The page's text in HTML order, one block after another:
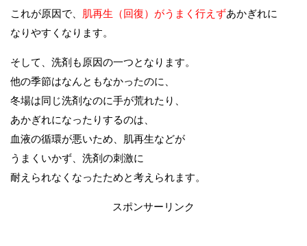
これが原因で、 肌再生（回復）がうまく行えずあかぎれに
なりやすくなります。
そして、洗剤も原因の一つとなります。
他の季節はなんともなかったのに、
冬場は同じ洗剤なのに手が荒れたり、
あかぎれになったりするのは、
血液の循環が悪いため、肌再生などが
うまくいかず、洗剤の刺激に
耐えられなくなったためと考えられます。
スポンサーリンク